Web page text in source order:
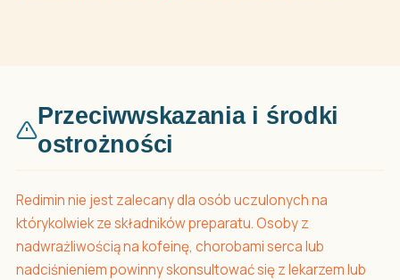
Przeciwwskazania i środki
ostrożności
Redimin nie jest zalecany dla osób uczulonych na
którykolwiek ze składników preparatu. Osoby z
nadwrażliwością na kofeinę, chorobami serca lub
nadciśnieniem powinny skonsultować się z lekarzem lub